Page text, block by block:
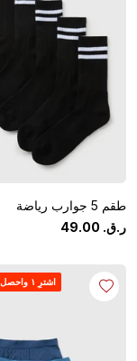
طقم 5 جوارب رياضة
ر.ق.
49.00
اشترِ ١ واحصل على ١ مجاناً